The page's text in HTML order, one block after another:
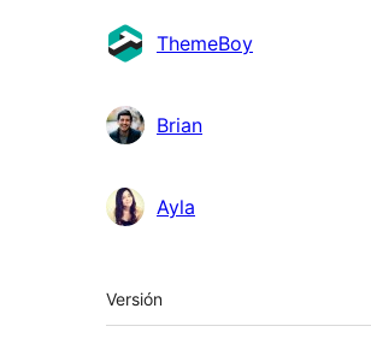
Colaboradores
ThemeBoy
Brian
Ayla
Meta
Versión